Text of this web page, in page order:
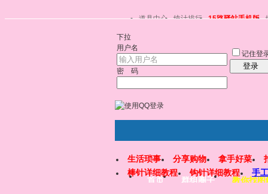
道具中心 统计排行 15路驿站手机版
下拉
用户名
密 码
记住登
登录
首页 群组圈子 教你找图
生活琐事 分享购物 拿手好菜
棒针详细教程
钩针详细教程 手